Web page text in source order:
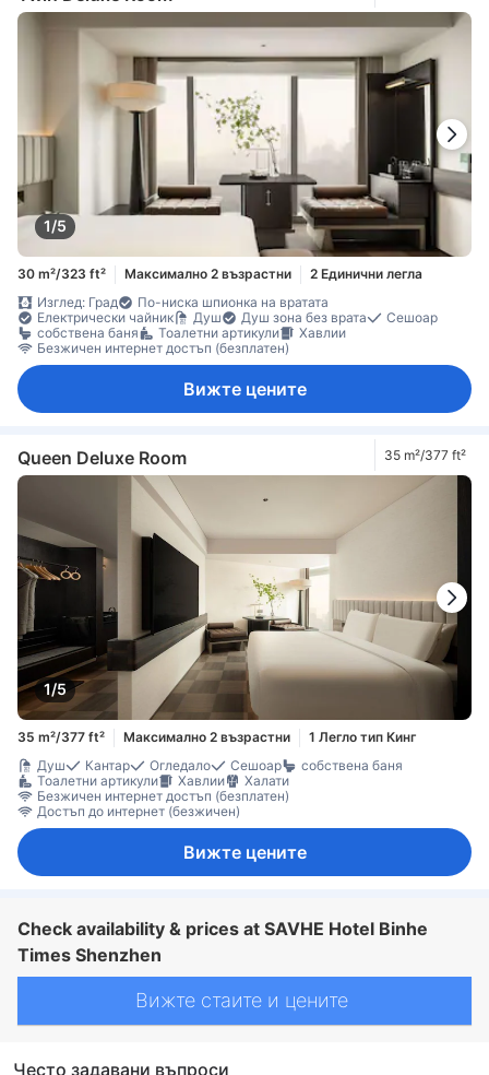
1/5
30 m²/323 ft² Максимално 2 възрастни
2 Единични легла
Изглед: Град
По-ниска шпионка на вратата
Електрически чайник
Душ Душ зона без врата
Сешоар
собствена баня
Тоалетни артикули
Хавлии
Безжичен интернет достъп (безплатен)
Вижте цените
Queen Deluxe Room 35 m²/377 ft²
1/5
35 m²/377 ft² Максимално 2 възрастни
1 Легло тип Кинг
Душ
Кантар Огледало Сешоар
собствена баня
Тоалетни артикули
Хавлии
Халати
Безжичен интернет достъп (безплатен)
Достъп до интернет (безжичен)
Вижте цените
Check availability & prices at SAVHE Hotel Binhe
Times Shenzhen
Вижте стаите и цените
Често задавани въпроси